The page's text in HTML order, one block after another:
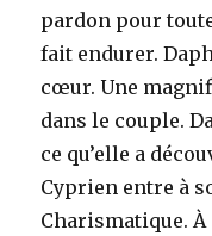
pardon pour
fait endurer.
cœur. Une
dans le couple.
ce qu’elle a
Cyprien entre à
Charismatique.